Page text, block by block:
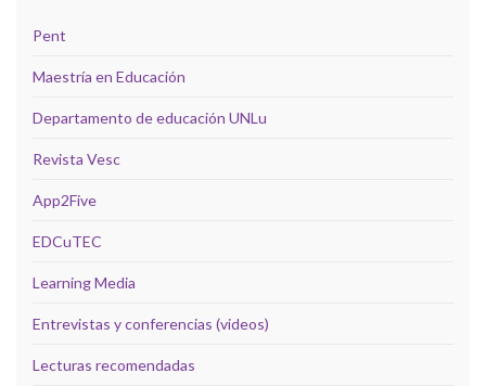
Pent
Maestría en Educación
Departamento de educación UNLu
Revista Vesc
App2Five
EDCuTEC
Learning Media
Entrevistas y conferencias (videos)
Lecturas recomendadas